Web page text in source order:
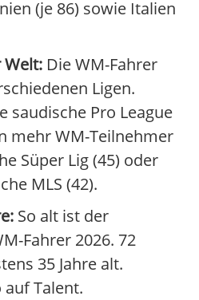
(je 86) sowie Italien
Welt: Die WM-Fahrer
Ligen.
saudische Pro League
mehr WM-Teilnehmer
Süper Lig (45) oder
MLS (42).
So alt ist der
Fahrer 2026. 72
35 Jahre alt.
Talent.